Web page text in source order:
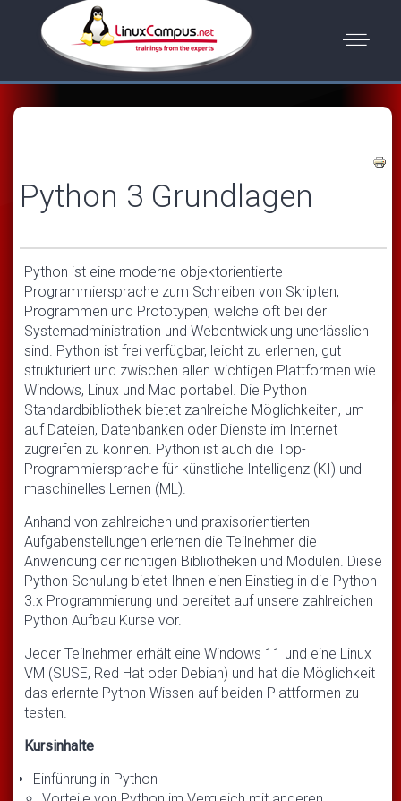
Python 3 Grundlagen
Python ist eine moderne objektorientierte
Programmiersprache zum Schreiben von Skripten,
Programmen und Prototypen, welche oft bei der
Systemadministration und Webentwicklung unerlässlich
sind. Python ist frei verfügbar, leicht zu erlernen, gut
strukturiert und zwischen allen wichtigen Plattformen wie
Windows, Linux und Mac portabel. Die Python
Standardbibliothek bietet zahlreiche Möglichkeiten, um
auf Dateien, Datenbanken oder Dienste im Internet
zugreifen zu können. Python ist auch die Top-
Programmiersprache für künstliche Intelligenz (KI) und
maschinelles Lernen (ML).
Anhand von zahlreichen und praxisorientierten
Aufgabenstellungen erlernen die Teilnehmer die
Anwendung der richtigen Bibliotheken und Modulen. Diese
Python Schulung bietet Ihnen einen Einstieg in die Python
3.x Programmierung und bereitet auf unsere zahlreichen
Python Aufbau Kurse vor.
Jeder Teilnehmer erhält eine Windows 11 und eine Linux
VM (SUSE, Red Hat oder Debian) und hat die Möglichkeit
das erlernte Python Wissen auf beiden Plattformen zu
testen.
Kursinhalte
Einführung in Python